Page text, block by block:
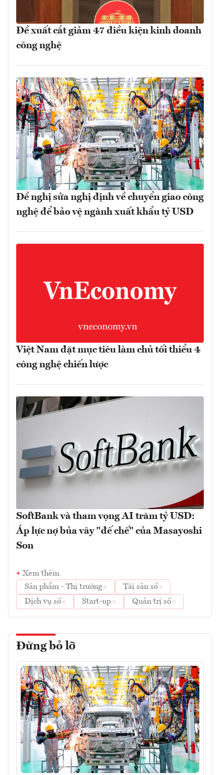
Đề xuất cắt giảm 47 điều kiện kinh doanh
công nghệ
Đề nghị sửa nghị định về chuyển giao công
nghệ để bảo vệ ngành xuất khẩu tỷ USD
Việt Nam đặt mục tiêu làm chủ tối thiểu 4
công nghệ chiến lược
SoftBank và tham vọng AI trăm tỷ USD:
Áp lực nợ bủa vây "đế chế" của Masayoshi
Son
Xem thêm
Sản phẩm - Thị trường
Tài sản số
Dịch vụ số
Start-up Quản trị số
Đừng bỏ lỡ